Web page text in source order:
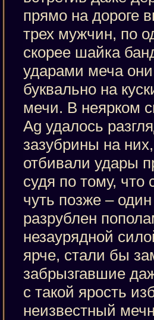
прямо на дороге
трех мужчин, по
скорее шайка
ударами меча
буквально на
мечи. В неярком
Ag удалось
зазубрины на
отбивали удары
судя по тому,
чуть позже –
разрублен
незаурядной
ярче, стали бы
забрызгавшие
с такой ярость
неизвестный